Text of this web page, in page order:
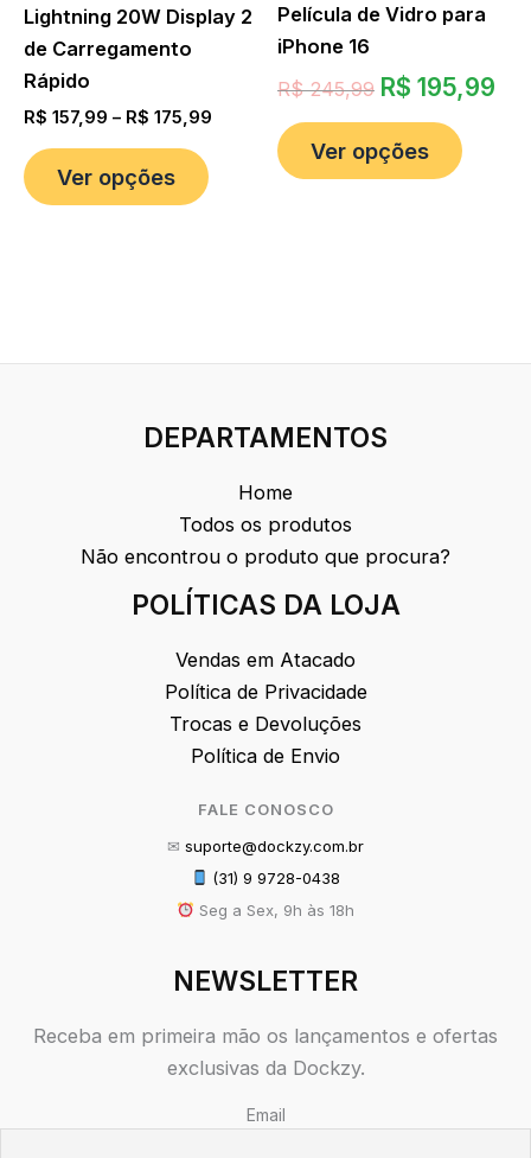
Lightning 20W Display 2
de Carregamento
Rápido
R$ 157,99 – R$ 175,99
Ver opções
Película de Vidro para
iPhone 16
R$245,99 R$ 195,99
Ver opções
DEPARTAMENTOS
Home
Todos os produtos
Não encontrou o produto que procura?
POLÍTICAS DA LOJA
Vendas em Atacado
Política de Privacidade
Trocas e Devoluções
Política de Envio
FALE CONOSCO
✉ suporte@dockzy.com.br
(31) 9 9728-0438
Seg a Sex, 9h às 18h
NEWSLETTER
Receba em primeira mão os lançamentos e ofertas
exclusivas da Dockzy.
Email